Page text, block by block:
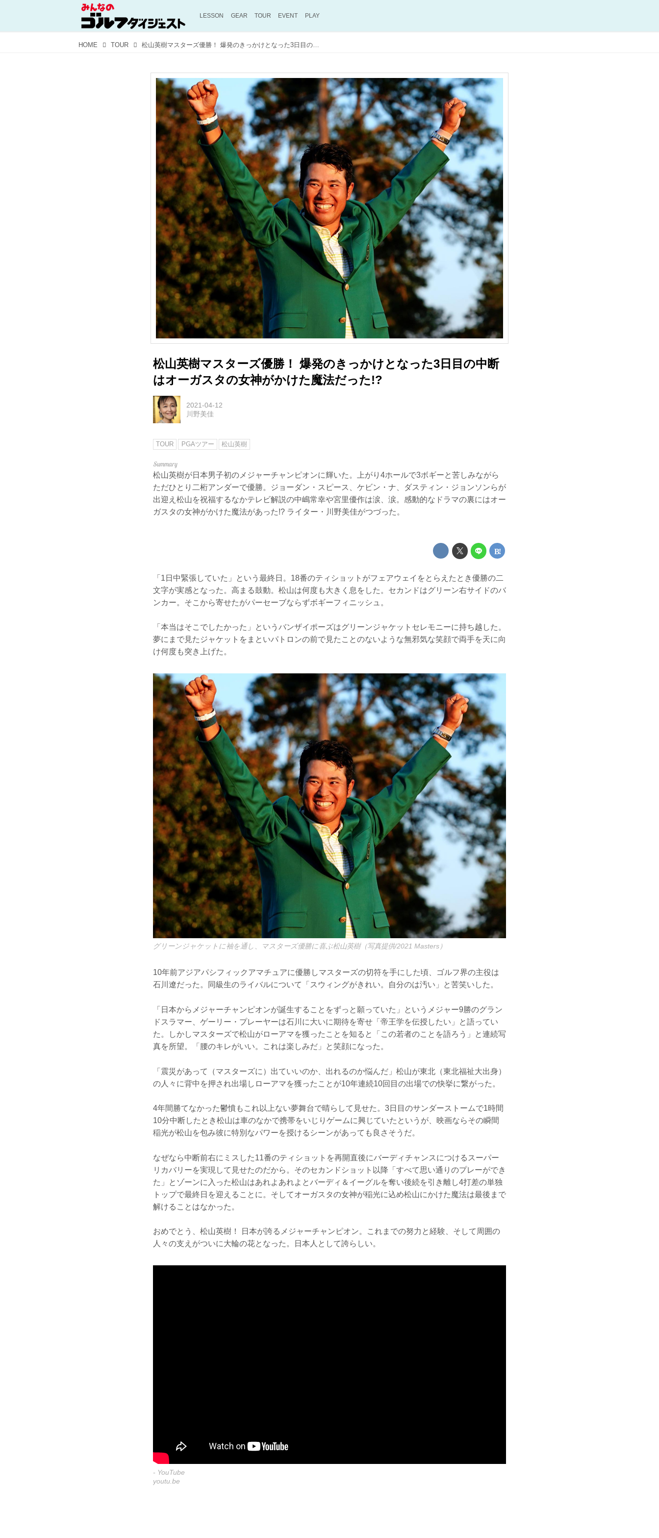
LESSON GEAR TOUR EVENT PLAY
HOME TOUR 松山英樹マスターズ優勝！ 爆発のきっかけとなった3日目の中断はオーガスタの女神がかけた魔法だった!?
松山英樹マスターズ優勝！ 爆発のきっかけとなった3日目の中断
はオーガスタの女神がかけた魔法だった!?
2021-04-12
川野美佳
TOUR PGAツアー 松山英樹
松山英樹が日本男子初のメジャーチャンピオンに輝いた。上がり4ホールで3ボギーと苦しみながら
ただひとり二桁アンダーで優勝。ジョーダン・スピース、ケビン・ナ、ダスティン・ジョンソンらが
出迎え松山を祝福するなかテレビ解説の中嶋常幸や宮里優作は涙、涙。感動的なドラマの裏にはオー
ガスタの女神がかけた魔法があった!? ライター・川野美佳がつづった。
「1日中緊張していた」という最終日。18番のティショットがフェアウェイをとらえたとき優勝の二
文字が実感となった。高まる鼓動。松山は何度も大きく息をした。セカンドはグリーン右サイドのバ
ンカー。そこから寄せたがパーセーブならずボギーフィニッシュ。
「本当はそこでしたかった」というバンザイポーズはグリーンジャケットセレモニーに持ち越した。
夢にまで見たジャケットをまといパトロンの前で見たことのないような無邪気な笑顔で両手を天に向
け何度も突き上げた。
グリーンジャケットに袖を通し、マスターズ優勝に喜ぶ松山英樹（写真提供/2021 Masters）
10年前アジアパシフィックアマチュアに優勝しマスターズの切符を手にした頃、ゴルフ界の主役は
石川遼だった。同級生のライバルについて「スウィングがきれい。自分のは汚い」と苦笑いした。
「日本からメジャーチャンピオンが誕生することをずっと願っていた」というメジャー9勝のグラン
ドスラマー、ゲーリー・プレーヤーは石川に大いに期待を寄せ「帝王学を伝授したい」と語ってい
た。しかしマスターズで松山がローアマを獲ったことを知ると「この若者のことを語ろう」と連続写
真を所望。「腰のキレがいい。これは楽しみだ」と笑顔になった。
「震災があって（マスターズに）出ていいのか、出れるのか悩んだ」松山が東北（東北福祉大出身）
の人々に背中を押され出場しローアマを獲ったことが10年連続10回目の出場での快挙に繋がった。
4年間勝てなかった鬱憤もこれ以上ない夢舞台で晴らして見せた。3日目のサンダーストームで1時間
10分中断したとき松山は車のなかで携帯をいじりゲームに興じていたというが、映画ならその瞬間
稲光が松山を包み彼に特別なパワーを授けるシーンがあっても良さそうだ。
なぜなら中断前右にミスした11番のティショットを再開直後にバーディチャンスにつけるスーパー
リカバリーを実現して見せたのだから。そのセカンドショット以降「すべて思い通りのプレーができ
た」とゾーンに入った松山はあれよあれよとバーディ＆イーグルを奪い後続を引き離し4打差の単独
トップで最終日を迎えることに。そしてオーガスタの女神が稲光に込め松山にかけた魔法は最後まで
解けることはなかった。
おめでとう、松山英樹！ 日本が誇るメジャーチャンピオン。これまでの努力と経験、そして周囲の
人々の支えがついに大輪の花となった。日本人として誇らしい。
- YouTube
youtu.be